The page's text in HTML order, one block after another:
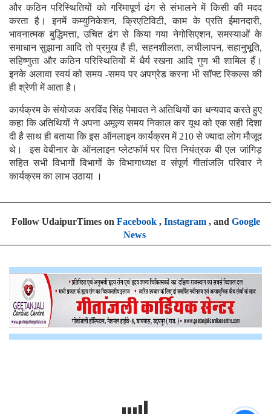
और कठिन परिस्थितियों को गरिमापूर्ण ढंग से संभालने में किसी की मदद
करता है। इनमें कम्युनिकेशन, क्रिएटिविटी, काम के प्रति ईमानदारी,
भावनात्मक बुद्धिमत्ता, उचित ढंग से किया गया नेगोसिएशन, समस्याओं के
समाधान सुझाना आदि तो प्रमुख हैं ही, सहनशीलता, लचीलापन, सहानुभूति,
सहिष्णुता और कठिन परिस्थितियों में धैर्य रखना आदि गुण भी शामिल हैं।
इनके अलावा स्वयं को समय -समय पर अपग्रेड करना भी सॉफ्ट स्किल्स की
ही श्रेणी में आता है।
कार्यक्रम के संयोजक अरविंद सिंह पेमावत ने अतिथियों का धन्यवाद करते हुए
कहा कि अतिथियों ने अपना अमूल्य समय निकाल कर यूथ को एक सही दिशा
दी है साथ ही बताया कि इस ऑनलाइन कार्यक्रम में 210 से ज्यादा लोग मौजूद
थे। इस वेबीनार के ऑनलाइन प्लेटफॉर्म पर वित्त नियंत्रक बी एल जांगिड़
सहित सभी विभागों विभागों के विभागाध्यक्ष व संपूर्ण गीतांजलि परिवार ने
कार्यक्रम का लाभ उठाया ।
Follow UdaipurTimes on Facebook, Instagram, and Google
News